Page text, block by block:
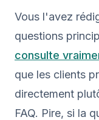
Vous l'avez
questions
consulte
que les clients
directement
FAQ. Pire, si la